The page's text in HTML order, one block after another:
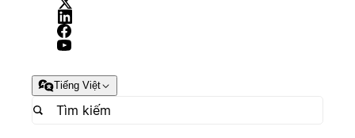
Tiếng Việt